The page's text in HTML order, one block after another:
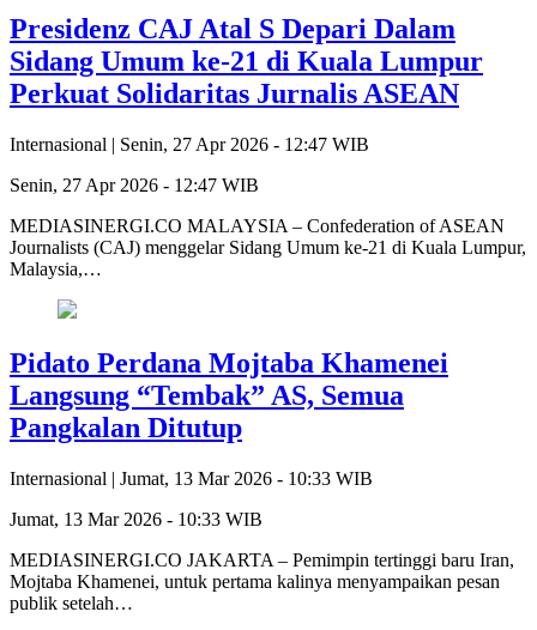
Presidenz CAJ Atal S Depari Dalam
Sidang Umum ke-21 di Kuala Lumpur
Perkuat Solidaritas Jurnalis ASEAN
Internasional | Senin, 27 Apr 2026 - 12:47 WIB
Senin, 27 Apr 2026 - 12:47 WIB
MEDIASINERGI.CO MALAYSIA – Confederation of ASEAN
Journalists (CAJ) menggelar Sidang Umum ke-21 di Kuala Lumpur,
Malaysia,…
Pidato Perdana Mojtaba Khamenei
Langsung “Tembak” AS, Semua
Pangkalan Ditutup
Internasional | Jumat, 13 Mar 2026 - 10:33 WIB
Jumat, 13 Mar 2026 - 10:33 WIB
MEDIASINERGI.CO JAKARTA – Pemimpin tertinggi baru Iran,
Mojtaba Khamenei, untuk pertama kalinya menyampaikan pesan
publik setelah…